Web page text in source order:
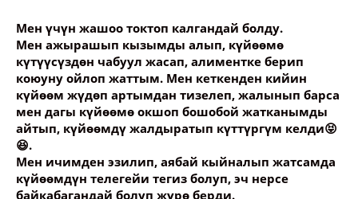
Мен үчүн жашоо токтоп калгандай болду.
Мен ажырашып кызымды алып, күйөөмө
күтүүсүздөн чабуул жасап, алиментке берип
коюуну ойлоп жаттым. Мен кеткенден кийин
күйөөм жүдөп артымдан тизелеп, жалынып барса
мен дагы күйөөмө окшоп бошобой жатканымды
айтып, күйөөмдү жалдыратып күттүргүм келди😝
😆.
Мен ичимден эзилип, аябай кыйналып жатсамда
күйөөмдүн телегейи тегиз болуп, эч нерсе
байкабагандай болуп жүрө берди.